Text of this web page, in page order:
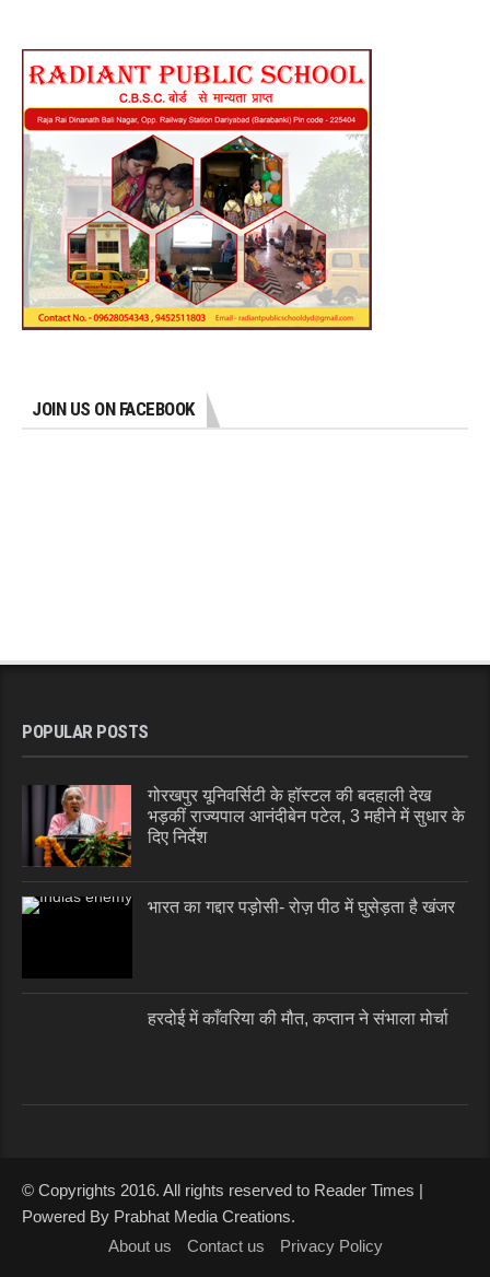
JOIN US ON FACEBOOK
POPULAR POSTS
गोरखपुर यूनिवर्सिटी के हॉस्टल की बदहाली देख
भड़कीं राज्यपाल आनंदीबेन पटेल, 3 महीने में सुधार के
दिए निर्देश
भारत का गद्दार पड़ोसी- रोज़ पीठ में घुसेड़ता है खंजर
हरदोई में काँवरिया की मौत, कप्तान ने संभाला मोर्चा
© Copyrights 2016. All rights reserved to Reader Times |
Powered By Prabhat Media Creations.
About us
Contact us Privacy Policy